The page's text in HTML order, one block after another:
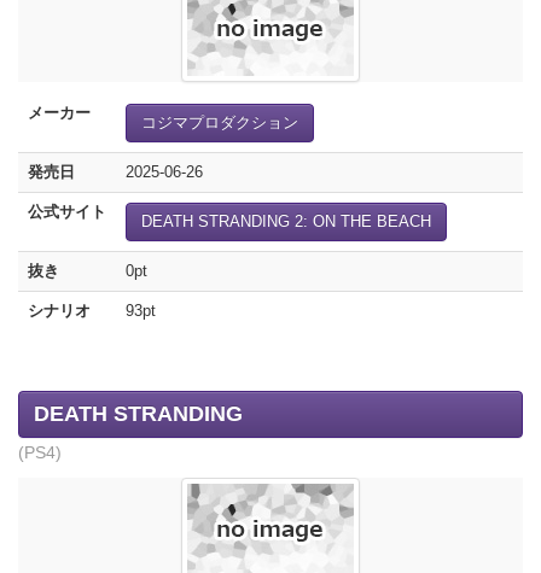
メーカー
コジマプロダクション
発売日 2025-06-26
公式サイト
DEATH STRANDING 2: ON THE BEACH
抜き 0pt
シナリオ 93pt
DEATH STRANDING
(PS4)